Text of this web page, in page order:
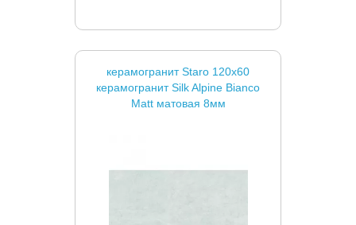
керамогранит Staro 120x60
керамогранит Silk Alpine Bianco
Matt матовая 8мм